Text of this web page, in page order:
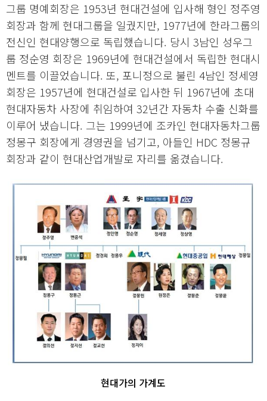
그룹 명예회장은 1953년 현대건설에 입사해 형인 정주영
회장과 함께 현대그룹을 일궜지만, 1977년에 한라그룹의
전신인 현대양행으로 독립했습니다. 당시 3남인 성우그
룹 정순영 회장은 1969년에 현대건설에서 독립한 현대시
멘트를 이끌었습니다. 또, 포니정으로 불린 4남인 정세영
회장은 1957년에 현대건설로 입사한 뒤 1967년에 초대
현대자동차 사장에 취임하여 32년간 자동차 수출 신화를
이루어 냈습니다. 그는 1999년에 조카인 현대자동차그룹
정몽구 회장에게 경영권을 넘기고, 아들인 HDC 정몽규
회장과 같이 현대산업개발로 자리를 옮겼습니다.
현대가의 가계도